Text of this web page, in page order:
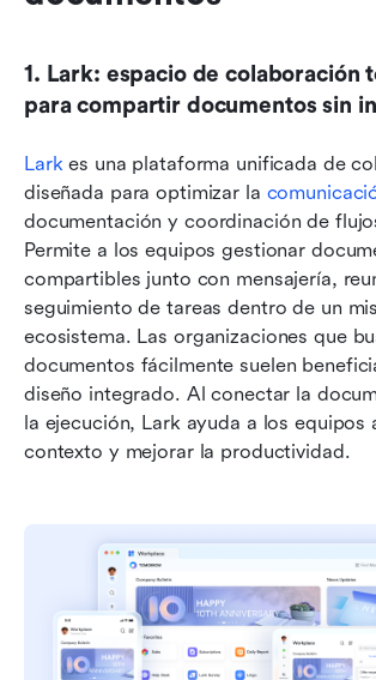
1. Lark: espacio de colaboración
para compartir documentos sin
Lark es una plataforma unificada de
diseñada para optimizar la
documentación y coordinación de
Permite a los equipos gestionar
compartibles junto con mensajería,
seguimiento de tareas dentro de un
ecosistema. Las organizaciones que
documentos fácilmente suelen
diseño integrado. Al conectar la
la ejecución, Lark ayuda a los equipos
contexto y mejorar la productividad.